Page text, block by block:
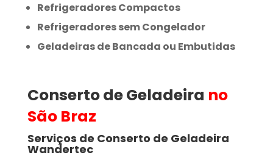
Refrigeradores Compactos
Refrigeradores sem Congelador
Geladeiras de Bancada ou Embutidas
Conserto de Geladeira no
São Braz
Serviços de Conserto de Geladeira
Wandertec